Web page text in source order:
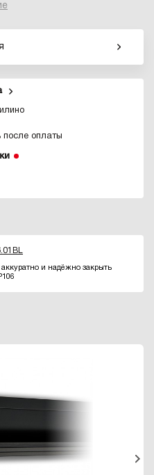
оплаты
аккуратно и надёжно закрыть